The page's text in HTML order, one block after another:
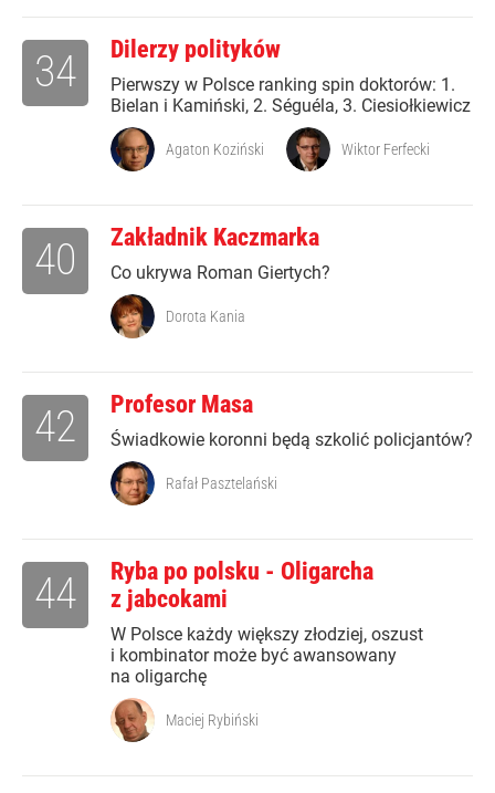
Dilerzy polityków
Pierwszy w Polsce ranking spin doktorów: 1.
Bielan i Kamiński, 2. Séguéla, 3. Ciesiołkiewicz
34
Agaton Koziński Wiktor Ferfecki
Zakładnik Kaczmarka
Co ukrywa Roman Giertych?
40
Dorota Kania
Profesor Masa
Świadkowie koronni będą szkolić policjantów?
42
Rafał Pasztelański
Ryba po polsku - Oligarcha
z jabcokami
W Polsce każdy większy złodziej, oszust
i kombinator może być awansowany
na oligarchę
44
Maciej Rybiński